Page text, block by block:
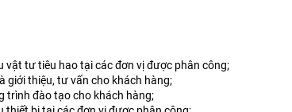
vật tư tiêu hao tại các đơn vị được phân công;
giới thiệu, tư vấn cho khách hàng;
trình đào tạo cho khách hàng;